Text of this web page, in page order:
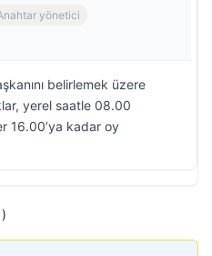
yönetici
belirlemek üzere
yerel saatle 08.00
16.00’ya kadar oy